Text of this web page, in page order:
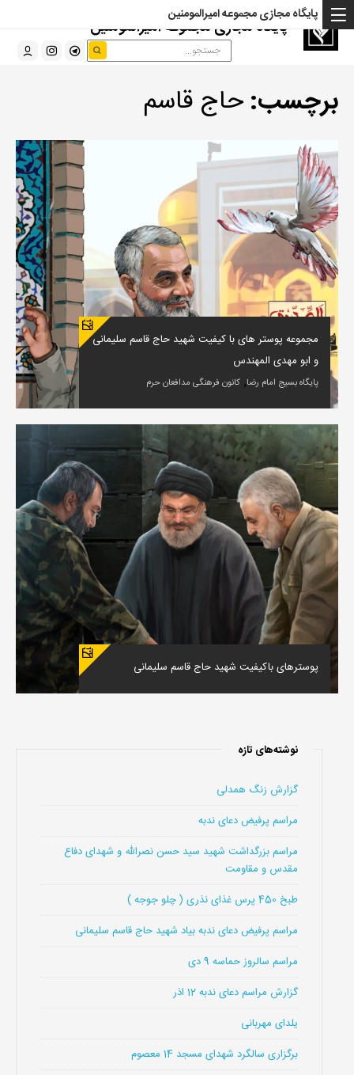
پایگاه مجازی مجموعه امیرالمومنین
پایگاه مجازی مجموعه امیرالمومنین
برچسب:حاج قاسم
مجموعه پوستر های با کیفیت شهید حاج قاسم سلیمانی
و ابو مهدی المهندس
پایگاه بسیج امام رضا, کانون فرهنگی مدافعان حرم
پوسترهای باکیفیت شهید حاج قاسم سلیمانی
نوشته‌های تازه
گزارش زنگ همدلی
مراسم پرفیض دعای ندبه
مراسم بزرگداشت شهید سید حسن نصرالله و شهدای دفاع
مقدس و مقاومت
طبخ 450 پرس غذای نذری ( چلو جوجه )
مراسم پرفیض دعای ندبه بیاد شهید حاج قاسم سلیمانی
مراسم سالروز حماسه 9 دی
گزارش مراسم دعای ندبه 12 اذر
یلدای مهربانی
برگزاری سالگرد شهدای مسجد 14 معصوم